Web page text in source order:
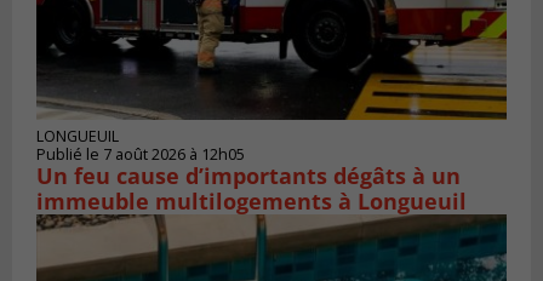
LONGUEUIL
Publié le 7 août 2026 à 12h05
Un feu cause d’importants dégâts à un
immeuble multilogements à Longueuil